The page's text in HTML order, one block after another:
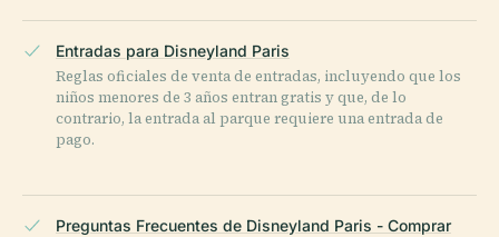
Entradas para Disneyland Paris
Reglas oficiales de venta de entradas, incluyendo que los
niños menores de 3 años entran gratis y que, de lo
contrario, la entrada al parque requiere una entrada de
pago.
Preguntas Frecuentes de Disneyland Paris - Comprar